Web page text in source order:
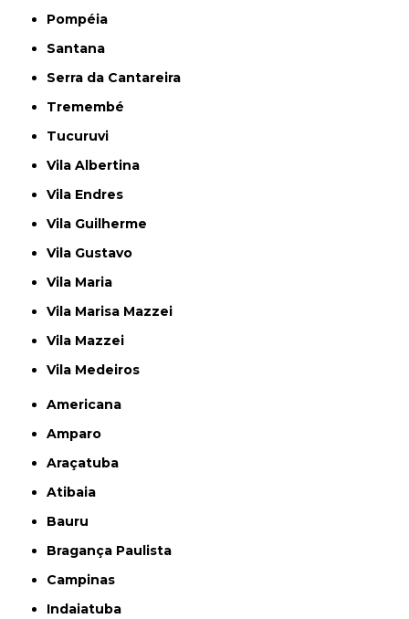
Pompéia
Santana
Serra da Cantareira
Tremembé
Tucuruvi
Vila Albertina
Vila Endres
Vila Guilherme
Vila Gustavo
Vila Maria
Vila Marisa Mazzei
Vila Mazzei
Vila Medeiros
Americana
Amparo
Araçatuba
Atibaia
Bauru
Bragança Paulista
Campinas
Indaiatuba